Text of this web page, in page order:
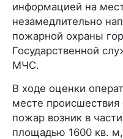
информацией на
незамедлительно
пожарной охраны
Государственной
МЧС.
В ходе оценки
месте происшествия
пожар возник в
площадью 1600 кв.